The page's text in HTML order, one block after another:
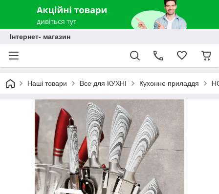
Інтернет- магазин
Наші товари Все для КУХНІ Кухонне приладдя